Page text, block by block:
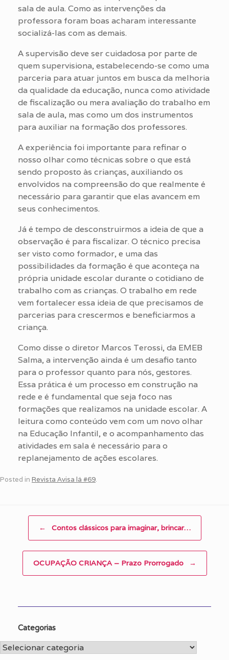
sala de aula. Como as intervenções da
professora foram boas acharam interessante
socializá-las com as demais.
A supervisão deve ser cuidadosa por parte de
quem supervisiona, estabelecendo-se como uma
parceria para atuar juntos em busca da melhoria
da qualidade da educação, nunca como atividade
de fiscalização ou mera avaliação do trabalho em
sala de aula, mas como um dos instrumentos
para auxiliar na formação dos professores.
A experiência foi importante para refinar o
nosso olhar como técnicas sobre o que está
sendo proposto às crianças, auxiliando os
envolvidos na compreensão do que realmente é
necessário para garantir que elas avancem em
seus conhecimentos.
Já é tempo de desconstruirmos a ideia de que a
observação é para fiscalizar. O técnico precisa
ser visto como formador, e uma das
possibilidades da formação é que aconteça na
própria unidade escolar durante o cotidiano de
trabalho com as crianças. O trabalho em rede
vem fortalecer essa ideia de que precisamos de
parcerias para crescermos e beneficiarmos a
criança.
Como disse o diretor Marcos Terossi, da EMEB
Salma, a intervenção ainda é um desafio tanto
para o professor quanto para nós, gestores.
Essa prática é um processo em construção na
rede e é fundamental que seja foco nas
formações que realizamos na unidade escolar. A
leitura como conteúdo vem com um novo olhar
na Educação Infantil, e o acompanhamento das
atividades em sala é necessário para o
replanejamento de ações escolares.
Posted in Revista Avisa lá #69.
Post navigation
← Contos clássicos para imaginar, brincar…
OCUPAÇÃO CRIANÇA – Prazo Prorrogado →
Categorias
Categorias